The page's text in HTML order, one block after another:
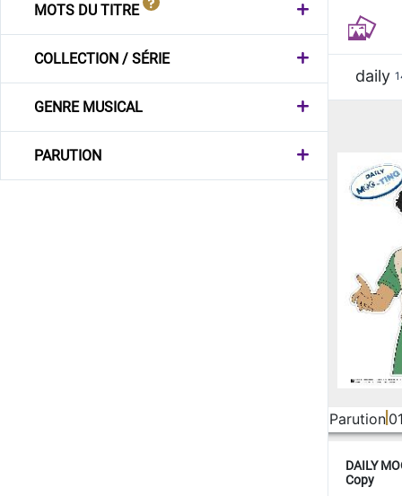
MOTS DU TITRE
COLLECTION / SÉRIE
GENRE MUSICAL
PARUTION
daily
Parution
DAILY
Copy